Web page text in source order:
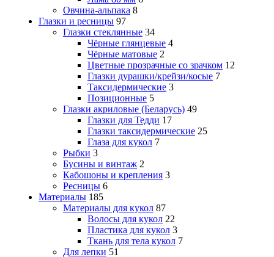
Овчина-альпака 8
Глазки и ресницы 97
Глазки стеклянные 34
Чёрные глянцевые 4
Чёрные матовые 2
Цветные прозрачные со зрачком 12
Глазки дурашки/крейзи/косые 7
Таксидермические 3
Позиционные 5
Глазки акриловые (Беларусь) 49
Глазки для Тедди 17
Глазки таксидермические 25
Глаза для кукол 7
Рыбки 3
Бусины и винтаж 2
Кабошоны и крепления 3
Ресницы 6
Материалы 185
Материалы для кукол 87
Волосы для кукол 22
Пластика для кукол 3
Ткань для тела кукол 7
Для лепки 51